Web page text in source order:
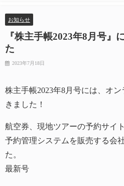
お知らせ
『株主手帳2023年8月号』
た
2023年7月18日
株主手帳2023年8月号には、オ
きました！
航空券、現地ツアーの予約サイ
予約管理システムを販売する会
た。
最新号